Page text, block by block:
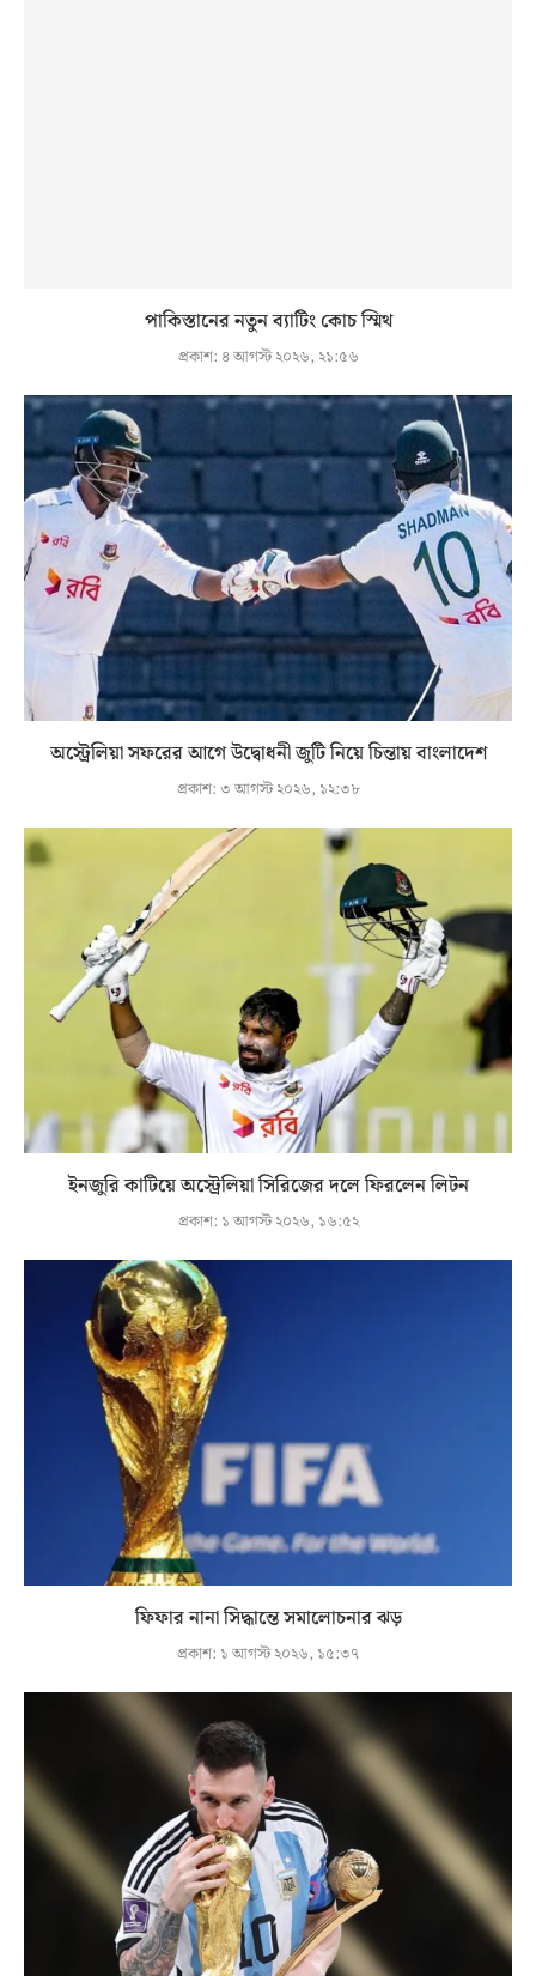
পাকিস্তানের নতুন ব্যাটিং কোচ স্মিথ
প্রকাশ: ৪ আগস্ট ২০২৬, ২১:৫৬
অস্ট্রেলিয়া সফরের আগে উদ্বোধনী জুটি নিয়ে চিন্তায় বাংলাদেশ
প্রকাশ:৩ আগস্ট ২০২৬, ১২:৩৮
ইনজুরি কাটিয়ে অস্ট্রেলিয়া সিরিজের দলে ফিরলেন লিটন
প্রকাশ: ১ আগস্ট ২০২৬, ১৬:৫২
ফিফার নানা সিদ্ধান্তে সমালোচনার ঝড়
প্রকাশ: ১ আগস্ট ২০২৬, ১৫:৩৭